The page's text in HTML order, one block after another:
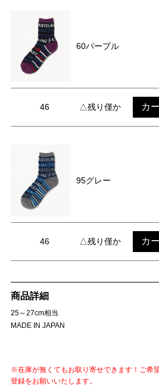
60パープル
46 △残り僅か カ
95グレー
46 △残り僅か カ
商品詳細
25～27cm相当
MADE IN JAPAN
※在庫が無くてもお取り寄せできます！ご希
登録をお願いいたします。